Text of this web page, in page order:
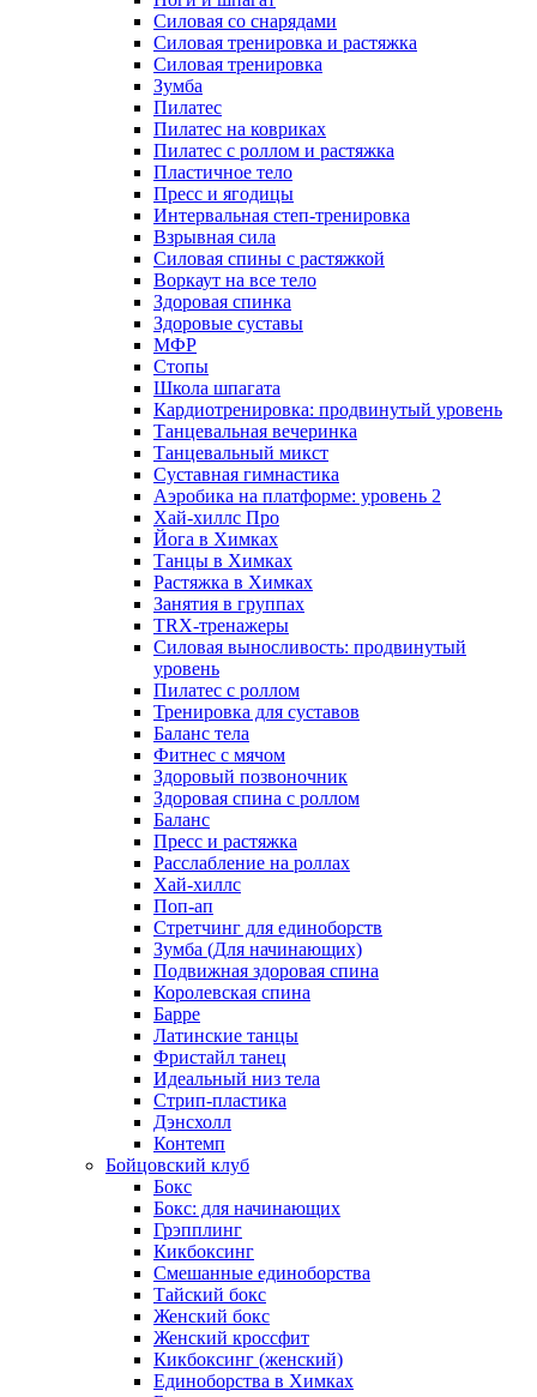
Силовая со снарядами
Силовая тренировка и растяжка
Силовая тренировка
Зумба
Пилатес
Пилатес на ковриках
Пилатес с роллом и растяжка
Пластичное тело
Пресс и ягодицы
Интервальная степ-тренировка
Взрывная сила
Силовая спины с растяжкой
Воркаут на все тело
Здоровая спинка
Здоровые суставы
МФР
Стопы
Школа шпагата
Кардиотренировка: продвинутый уровень
Танцевальная вечеринка
Танцевальный микст
Суставная гимнастика
Аэробика на платформе: уровень 2
Хай-хиллс Про
Йога в Химках
Танцы в Химках
Растяжка в Химках
Занятия в группах
TRX-тренажеры
Силовая выносливость: продвинутый
уровень
Пилатес с роллом
Тренировка для суставов
Баланс тела
Фитнес с мячом
Здоровый позвоночник
Здоровая спина с роллом
Баланс
Пресс и растяжка
Расслабление на роллах
Хай-хиллс
Поп-ап
Стретчинг для единоборств
Зумба (Для начинающих)
Подвижная здоровая спина
Королевская спина
Барре
Латинские танцы
Фристайл танец
Идеальный низ тела
Стрип-пластика
Дэнсхолл
Контемп
Бойцовский клуб
Бокс
Бокс: для начинающих
Грэпплинг
Кикбоксинг
Смешанные единоборства
Тайский бокс
Женский бокс
Женский кроссфит
Кикбоксинг (женский)
Единоборства в Химках